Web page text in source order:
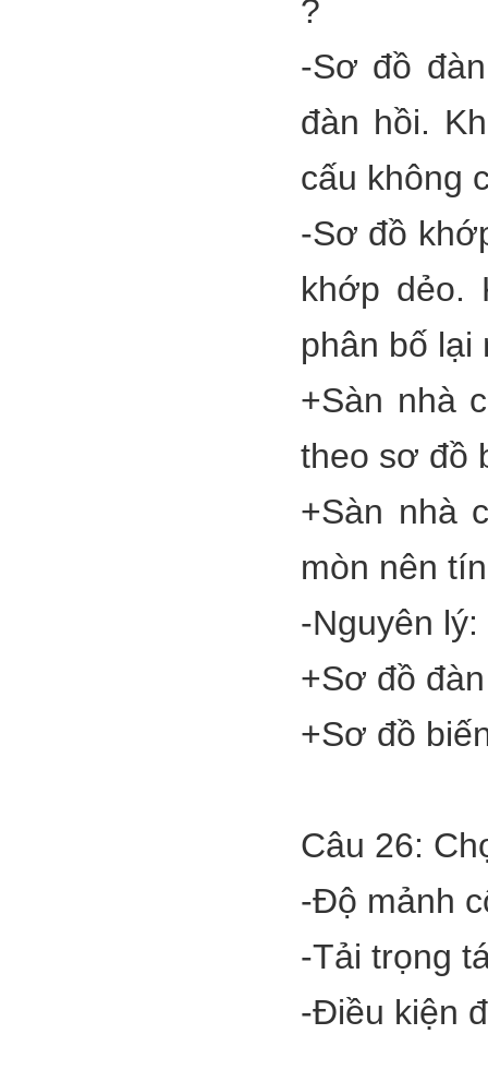
?
-Sơ đồ
đàn hồi.
cấu không
-Sơ đồ
khớp dẻo.
phân bố lại
+Sàn nhà
theo sơ đồ
+Sàn nhà
mòn nên
-Nguyên lý:
+Sơ đồ
+Sơ đồ
Câu 26:
-Độ mảnh
-Tải trọng
-Điều kiện